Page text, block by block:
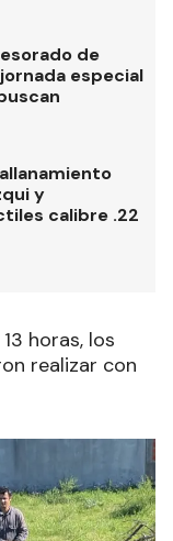
de
especial
y
calibre .22
horas, los
realizar con